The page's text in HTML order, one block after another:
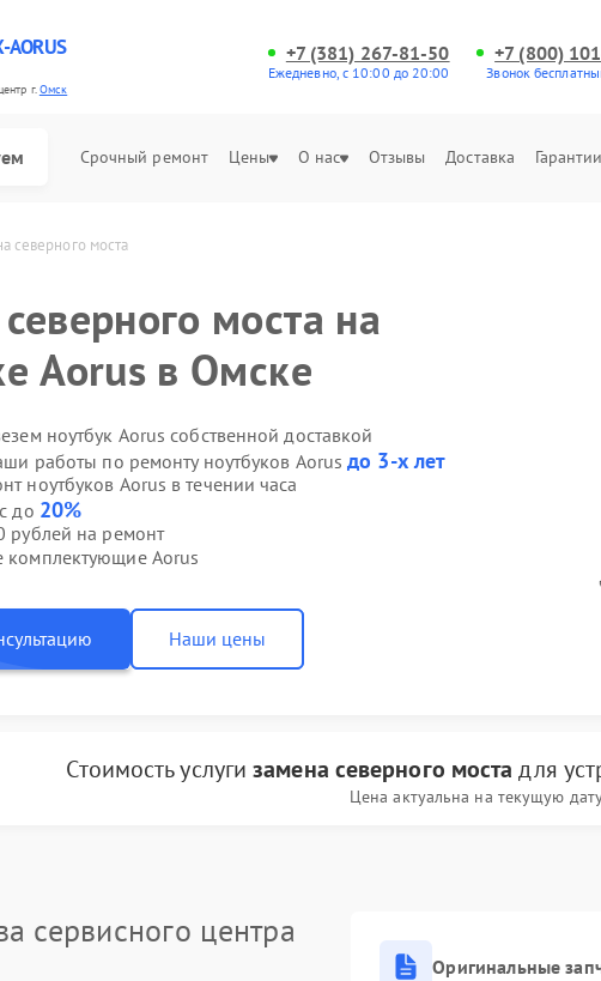
AORUS
г.Омск
+7 (381) 267-81-50
Ежедневно, с 10:00 до 20:00
+7 (800)
Звонок
Срочный ремонт Цены О нас Отзывы Доставка Гарантии
северного моста
моста на
Aorus в Омске
ноутбук Aorus собственной доставкой
работы по ремонту ноутбуков Aorusдо 3-х лет
ноутбуков Aorus в течении часа
до 20%
рублей на ремонт
комплектующие Aorus
Наши цены
Стоимость услугизамена северного моста для
Цена актуальна на текущую
сервисного центра
Оригинальные